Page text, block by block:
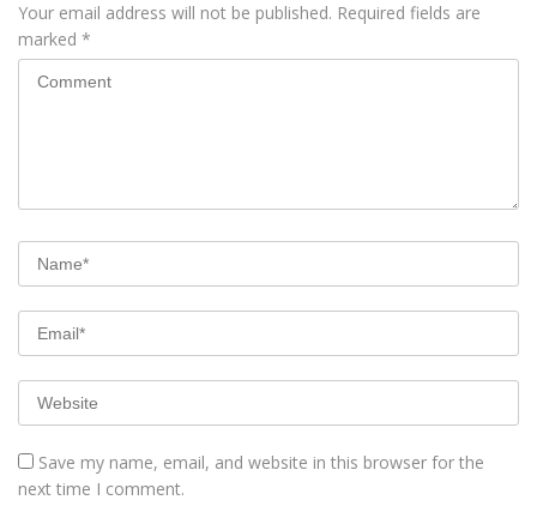
Your email address will not be published. Required fields are
marked *
Save my name, email, and website in this browser for the
next time I comment.